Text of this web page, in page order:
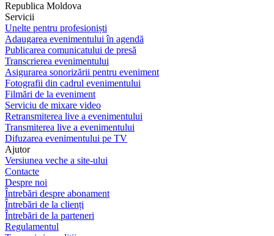
Republica Moldova
Servicii
Unelte pentru profesioniști
Adaugarea evenimentului în agendă
Publicarea comunicatului de presă
Transcrierea evenimentului
Asigurarea sonorizării pentru eveniment
Fotografii din cadrul evenimentului
Filmări de la eveniment
Serviciu de mixare video
Retransmiterea live a evenimentului
Transmiterea live a evenimentului
Difuzarea evenimentului pe TV
Ajutor
Versiunea veche a site-ului
Contacte
Despre noi
Întrebări despre abonament
Întrebări de la clienți
Întrebări de la parteneri
Regulamentul